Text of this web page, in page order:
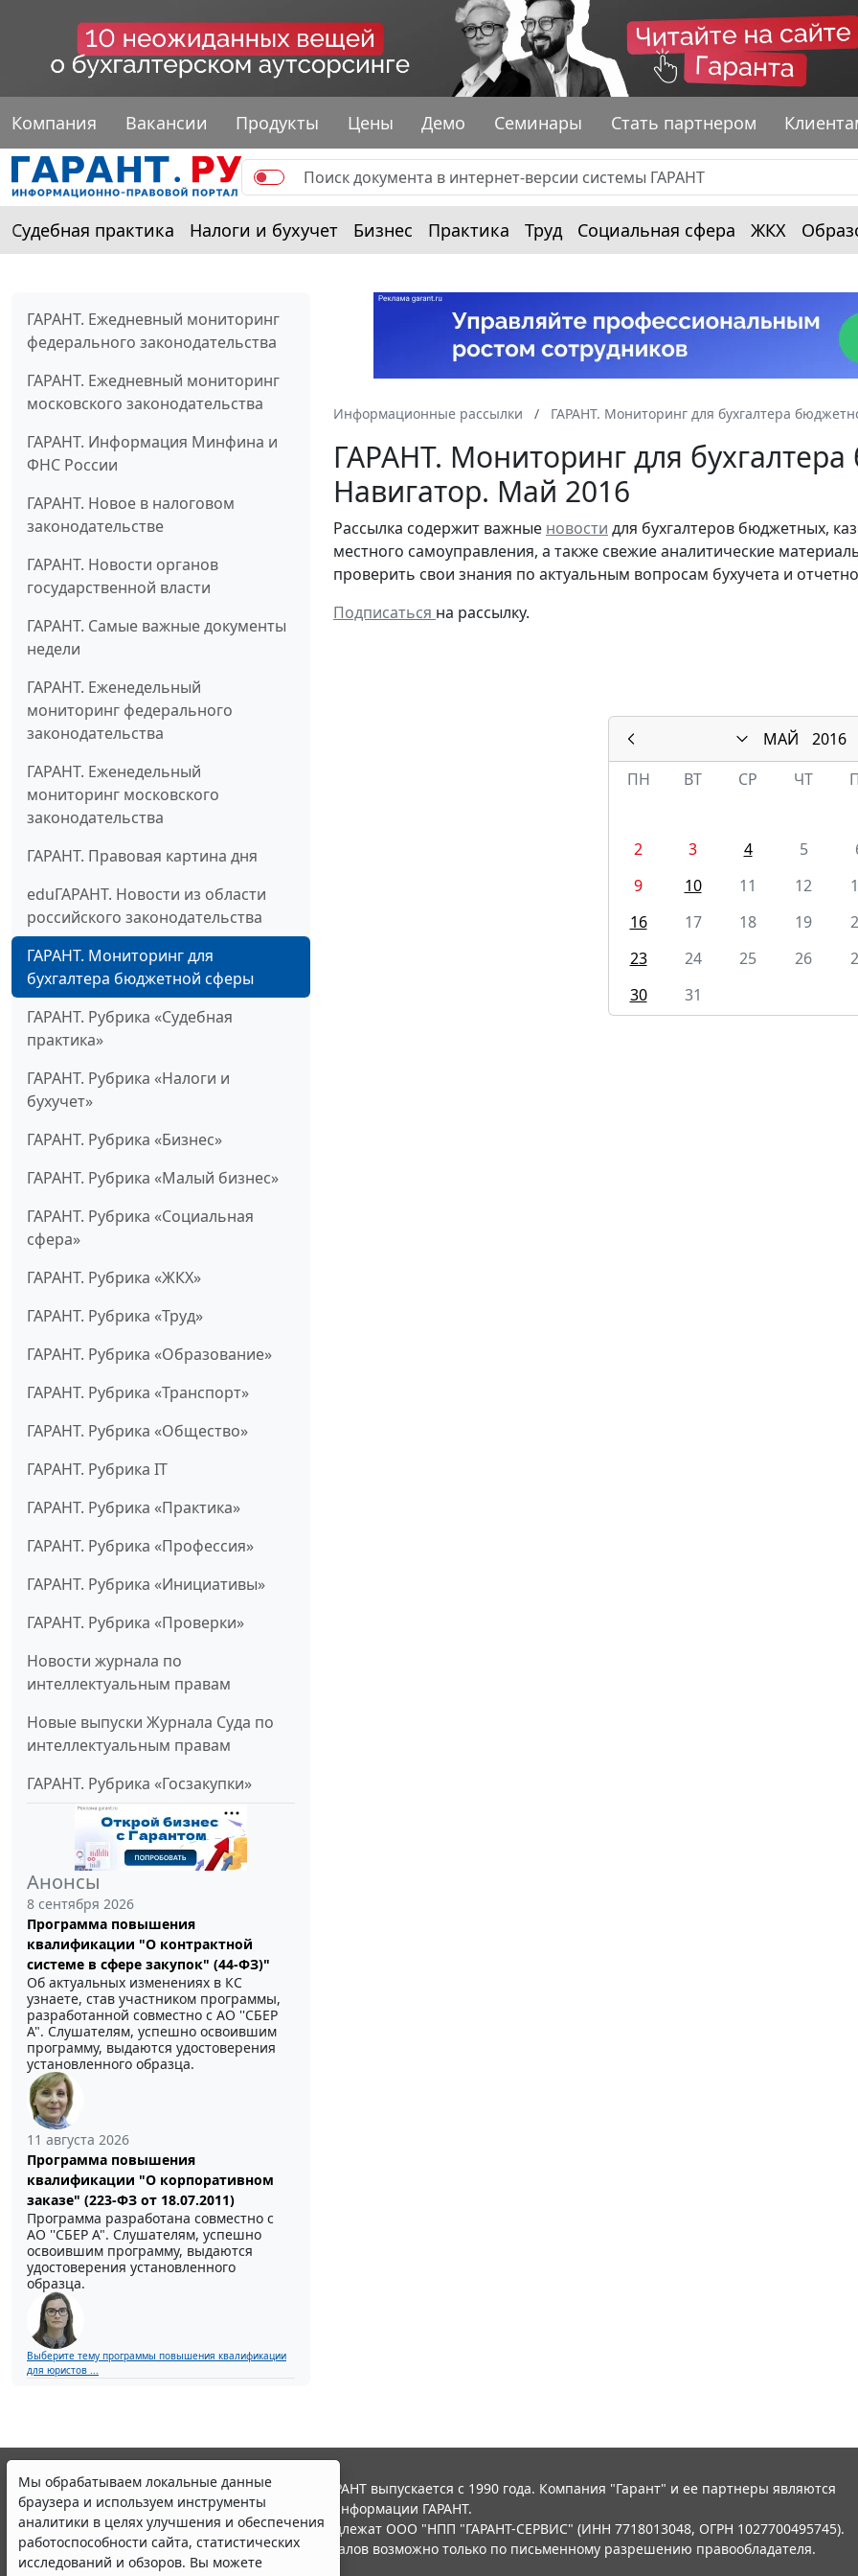
Компания Вакансии Продукты Цены Демо Семинары Стать партнером
Судебная практика Налоги и бухучет Бизнес Практика Труд Социальная сфера ЖКХ
ГАРАНТ. Ежедневный мониторинг
федерального законодательства
ГАРАНТ. Ежедневный мониторинг
московского законодательства
ГАРАНТ. Информация Минфина и
ФНС России
ГАРАНТ. Новое в налоговом
законодательстве
ГАРАНТ. Новости органов
государственной власти
ГАРАНТ. Самые важные документы
недели
ГАРАНТ. Еженедельный
мониторинг федерального
законодательства
ГАРАНТ. Еженедельный
мониторинг московского
законодательства
ГАРАНТ. Правовая картина дня
eduГАРАНТ. Новости из области
российского законодательства
ГАРАНТ. Мониторинг для
бухгалтера бюджетной сферы
ГАРАНТ. Рубрика «Судебная
практика»
ГАРАНТ. Рубрика «Налоги и
бухучет»
ГАРАНТ. Рубрика «Бизнес»
ГАРАНТ. Рубрика «Малый бизнес»
ГАРАНТ. Рубрика «Социальная
сфера»
ГАРАНТ. Рубрика «ЖКХ»
ГАРАНТ. Рубрика «Труд»
ГАРАНТ. Рубрика «Образование»
ГАРАНТ. Рубрика «Транспорт»
ГАРАНТ. Рубрика «Общество»
ГАРАНТ. Рубрика IT
ГАРАНТ. Рубрика «Практика»
ГАРАНТ. Рубрика «Профессия»
ГАРАНТ. Рубрика «Инициативы»
ГАРАНТ. Рубрика «Проверки»
Новости журнала по
интеллектуальным правам
Новые выпуски Журнала Суда по
интеллектуальным правам
ГАРАНТ. Рубрика «Госзакупки»
Анонсы
8 сентября 2026
Программа повышения
квалификации "О контрактной
системе в сфере закупок" (44-ФЗ)"
Об актуальных изменениях в КС
узнаете, став участником программы,
разработанной совместно с АО ''СБЕР
А". Слушателям, успешно освоившим
программу, выдаются удостоверения
установленного образца.
11 августа 2026
Программа повышения
квалификации "О корпоративном
заказе" (223-ФЗ от 18.07.2011)
Программа разработана совместно с
АО ''СБЕР А". Слушателям, успешно
освоившим программу, выдаются
удостоверения установленного
образца.
Выберите тему программы повышения квалификации
для юристов ...
Информационные рассылки ГАРАНТ. Мониторинг для бухгалтера
ГАРАНТ. Мониторинг для
Навигатор. Май 2016
Рассылка содержит важные новости для бухгалтеров бюджетных,
местного самоуправления, а также свежие аналитические
проверить свои знания по актуальным вопросам бухучета и
Подписаться на рассылку.
МАЙ
2016
ПН
ВТ СР ЧТ
2
3 4 5
9
10 11 12
16
17 18 19
23
24 25 26
30
31
Мы обрабатываем локальные данные
браузера и используем инструменты
аналитики в целях улучшения и обеспечения
работоспособности сайта, статистических
исследований и обзоров. Вы можете
© ООО "НПП "ГАРАНТ-СЕРВИС", 2026. Система ГАРАНТ выпускается с 1990 года. Компания "Гарант" и ее партнеры являются
участниками Российской ассоциации правовой информации ГАРАНТ.
Все права на материалы сайта ГАРАНТ.РУ принадлежат ООО "НПП "ГАРАНТ-СЕРВИС" (ИНН 7718013048, ОГРН 1027700495745).
Полное или частичное воспроизведение материалов возможно только по письменному разрешению правообладателя.
Правила использования портала.